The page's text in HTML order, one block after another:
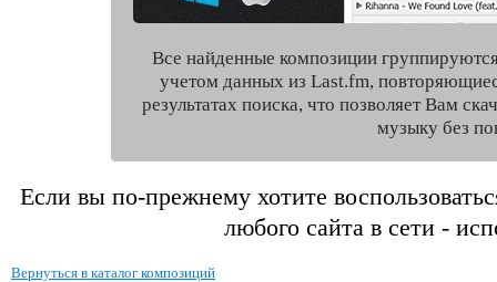
Все найденные композиции
учетом данных из Last.fm,
результатах поиска, что позволяет Вам
музыку без
Если вы по-прежнему хотите
любого сайта в сети -
Вернуться в каталог композиций